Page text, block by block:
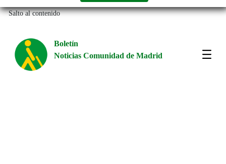
Salto al contenido
Boletín
Noticias Comunidad de Madrid